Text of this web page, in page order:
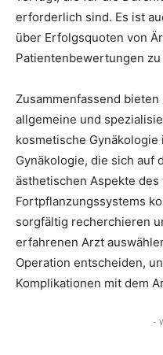
erforderlich sind. Es ist
über Erfolgsquoten von
Patientenbewertungen
Zusammenfassend
allgemeine und
kosmetische
Gynäkologie, die sich auf
ästhetischen Aspekte
Fortpflanzungssystems
sorgfältig recherchieren
erfahrenen Arzt
Operation entscheiden,
Komplikationen mit dem
-